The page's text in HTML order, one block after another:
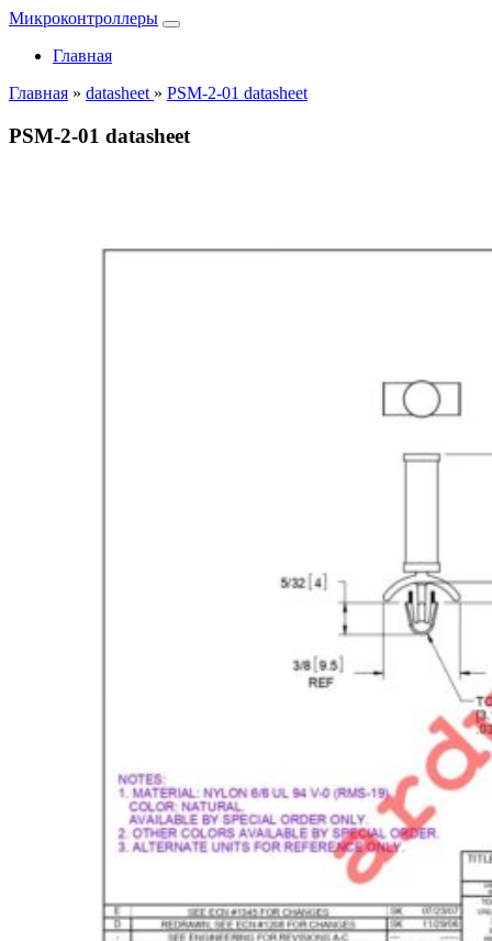
Микроконтроллеры
Главная
Главная » datasheet » PSM-2-01 datasheet
PSM-2-01 datasheet